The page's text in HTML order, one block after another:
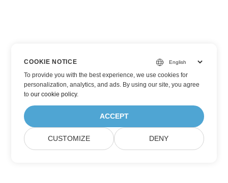
COOKIE NOTICE
To provide you with the best experience, we use cookies for
personalization, analytics, and ads. By using our site, you agree
toour cookie policy.
ACCEPT
CUSTOMIZE DENY